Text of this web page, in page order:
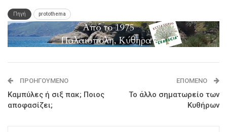
Πηγή protothema
ΠΡΟΗΓΟΎΜΕΝΟ
Καμπύλες ή σιξ πακ; Ποιος
αποφασίζει;
ΕΠΌΜΕΝΟ
Το άλλο σηματωρείο των
Κυθήρων